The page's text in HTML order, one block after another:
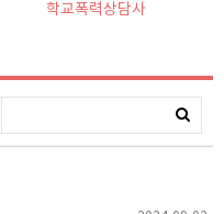
학교폭력상담사